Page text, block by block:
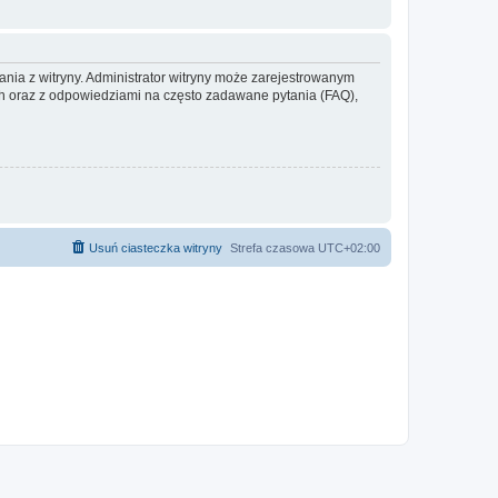
z witryny. Administrator witryny może zarejestrowanym
z odpowiedziami na często zadawane pytania (FAQ),
Strefa czasowa UTC+02:00
Usuń ciasteczka witryny